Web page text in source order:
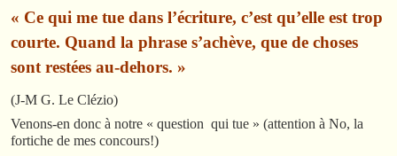
« Ce qui me tue dans l’écriture, c’est qu’elle est trop
courte. Quand la phrase s’achève, que de choses
sont restées au-dehors. »
(J-M G. Le Clézio)
Venons-en donc à notre « question qui tue » (attention à No, la
fortiche de mes concours!)